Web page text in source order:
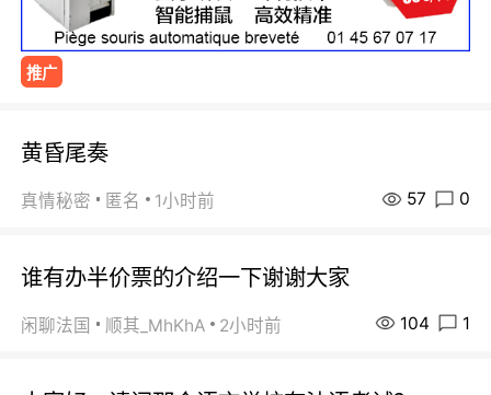
推广
黄昏尾奏
真情秘密 匿名 1小时前 57 0
谁有办半价票的介绍一下谢谢大家
闲聊法国 顺其_MhKhA 2小时前 104 1